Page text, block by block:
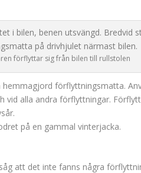
förflyttar sig från bilen till rullstolen
förflyttningsmatta.
vid alla andra förflyttningar.
på en gammal vinterjacka.
att det inte fanns några